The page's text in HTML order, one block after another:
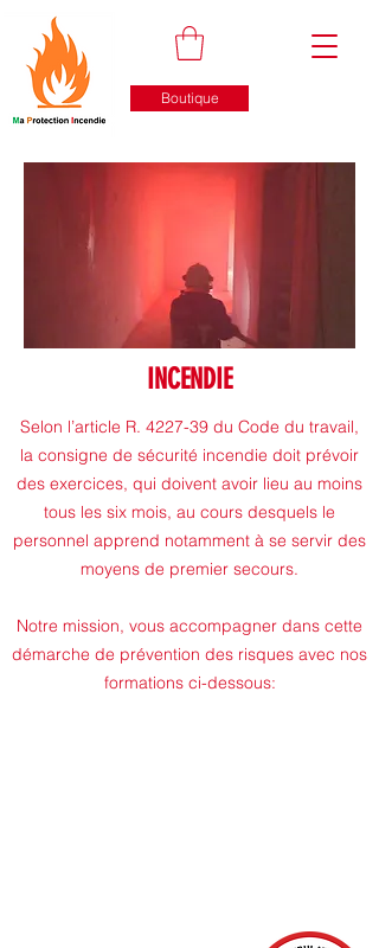
Boutique
INCENDIE
Selon l’article R. 4227-39 du Code du travail,
la consigne de sécurité incendie doit prévoir
des exercices, qui doivent avoir lieu au moins
tous les six mois, au cours desquels le
personnel apprend notamment à se servir des
moyens de premier secours.
Notre mission, vous accompagner dans cette
démarche de prévention des risques avec nos
formations ci-dessous: